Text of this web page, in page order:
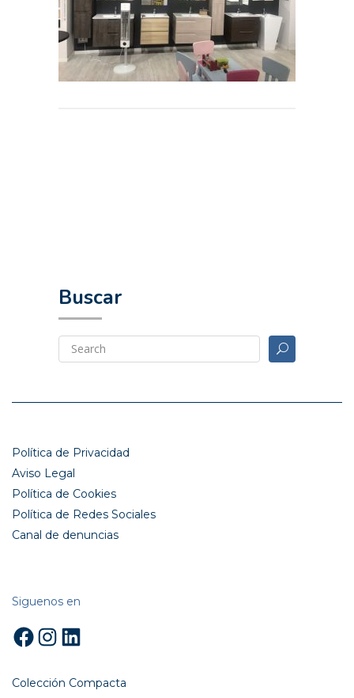
Buscar
Política de Privacidad
Aviso Legal
Política de Cookies
Política de Redes Sociales
Canal de denuncias
Siguenos en
Facebook
Instagram
LinkedIn
Colección Compacta